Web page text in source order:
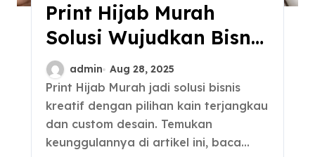
Print Hijab Murah
Solusi Wujudkan Bisnis
dengan Koleksi
Pribadi
admin Aug 28, 2025
Print Hijab Murah jadi solusi bisnis
kreatif dengan pilihan kain terjangkau
dan custom desain. Temukan
keunggulannya di artikel ini, baca…